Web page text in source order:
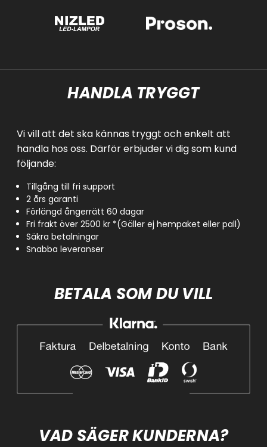
HANDLA TRYGGT
Vi vill att det ska kännas tryggt och enkelt att
handla hos oss. Därför erbjuder vi dig som kund
följande:
Tillgång till fri support
2 års garanti
Förlängd ångerrätt 60 dagar
Fri frakt över 2500 kr *(Gäller ej hempaket eller pall)
Säkra betalningar
Snabba leveranser
BETALA SOM DU VILL
VAD SÄGER KUNDERNA?